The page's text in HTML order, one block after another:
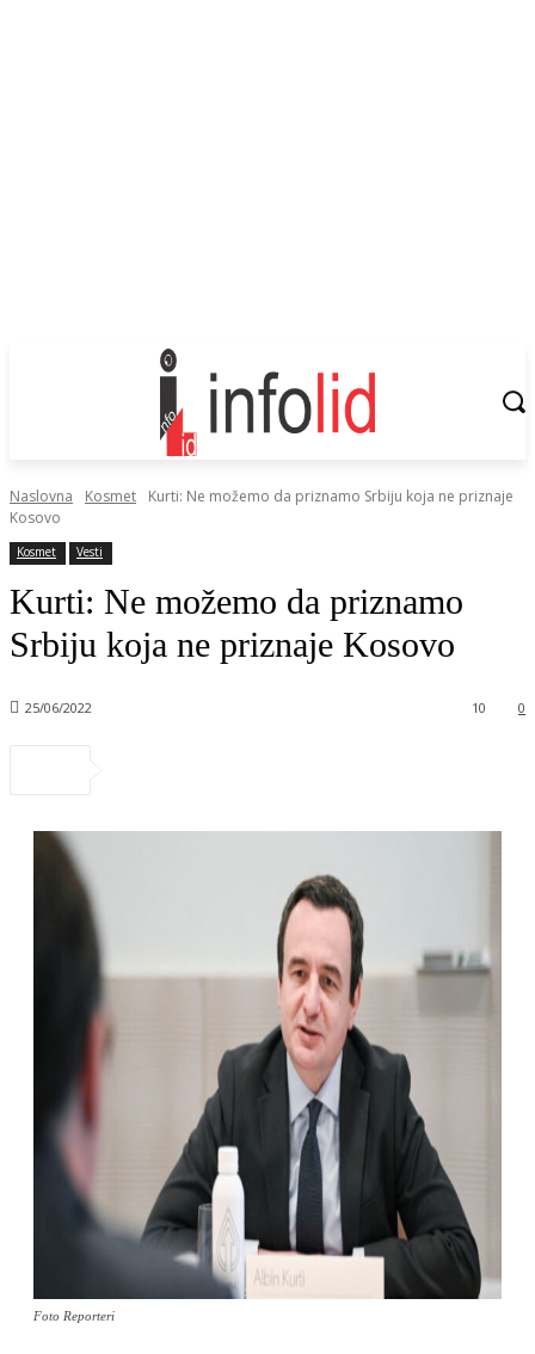
Naslovna Kosmet
Kurti: Ne možemo da priznamo Srbiju koja ne priznaje
Kosovo
Kosmet Vesti
Kurti: Ne možemo da priznamo
Srbiju koja ne priznaje Kosovo
25/06/2022 0
10
Foto Reporteri